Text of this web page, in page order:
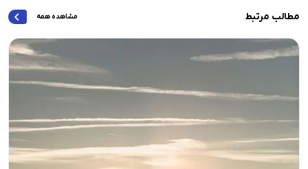
مطالب مرتبط مشاهده همه